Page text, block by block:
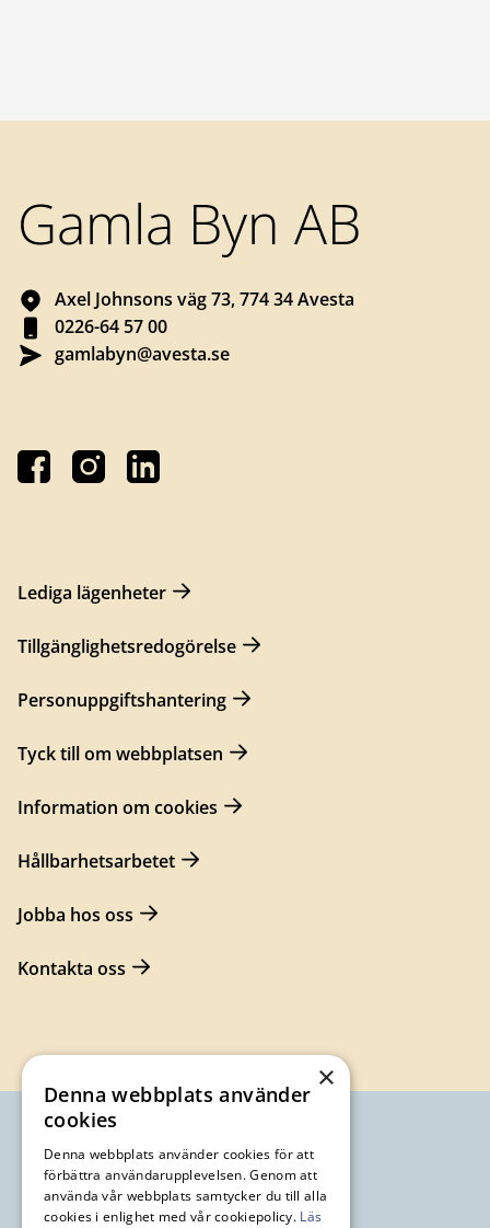
Gamla Byn AB
Axel Johnsons väg 73, 774 34 Avesta
0226-64 57 00
gamlabyn@avesta.se
Lediga lägenheter
Tillgänglighetsredogörelse
Personuppgiftshantering
Tyck till om webbplatsen
Information om cookies
Hållbarhetsarbetet
Jobba hos oss
Kontakta oss
×
Denna webbplats använder
cookies
Denna webbplats använder cookies för att
förbättra användarupplevelsen. Genom att
använda vår webbplats samtycker du till alla
cookies i enlighet med vår cookiepolicy. Läs